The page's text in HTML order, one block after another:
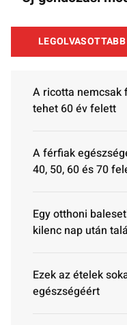
LEGOLVASOTTABB
A ricotta nemcsak
tehet 60 év felett
A férfiak
40, 50, 60 és 70
Egy otthoni
kilenc nap után
Ezek az ételek
egészségéért